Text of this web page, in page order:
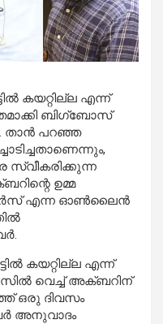
കയറ്റില്ല എന്ന്
ബിഗ്‌ബോസ്
താൻ പറഞ്ഞ
സ്വീകരിക്കുന്ന
ഉമ്മ
എന്ന ഓൺലൈൻ
കയറ്റില്ല എന്ന്
വെച്ച് അക്ബറിന്
ഒരു ദിവസം
അനുവാദം